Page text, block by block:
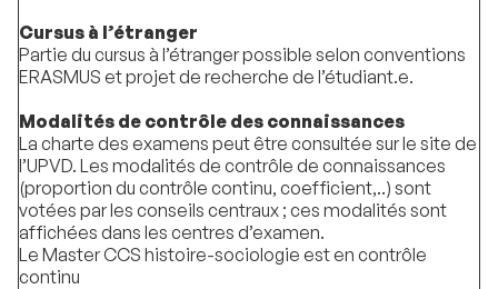
Cursus à l’étranger
Partie du cursus à l’étranger possible selon conventions
ERASMUS et projet de recherche de l’étudiant.e.
Modalités de contrôle des connaissances
La charte des examens peut être consultée sur le site de
l’UPVD. Les modalités de contrôle de connaissances
(proportion du contrôle continu, coefficient,..) sont
votées par les conseils centraux ; ces modalités sont
affichées dans les centres d’examen.
Le Master CCS histoire-sociologie est en contrôle
continu